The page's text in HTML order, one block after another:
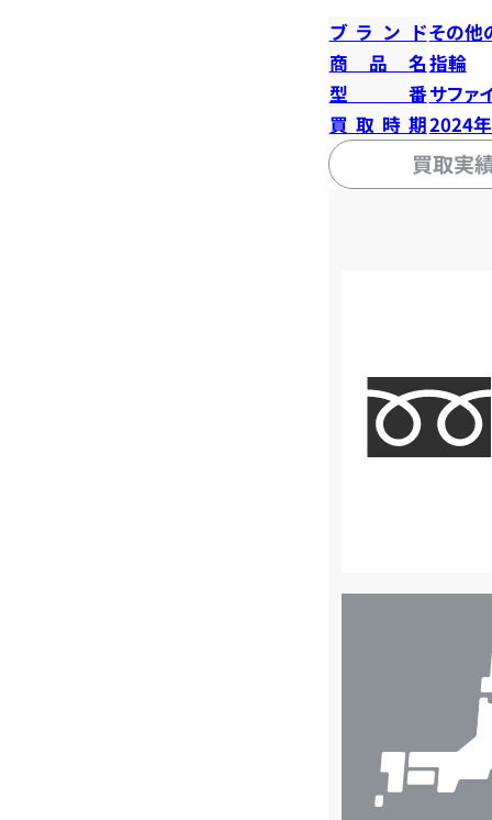
ブランドその他
商品名指輪
型番サファ
買取時期2024
買取実